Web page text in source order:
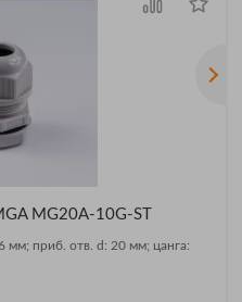
MG20A-10G-ST
мм; приб. отв. d: 20 мм; цанга: